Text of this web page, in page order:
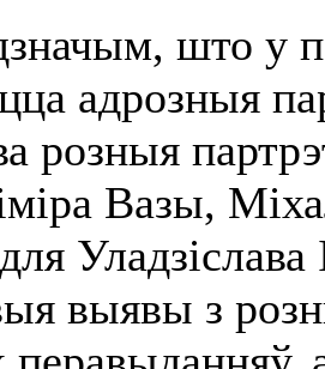
што у
адрозныя
розныя
Вазы,
для
выявы з